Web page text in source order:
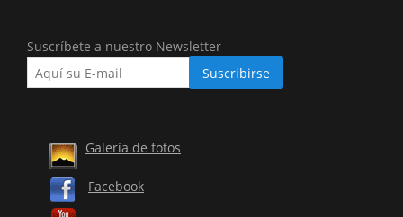
Suscríbete a nuestro Newsletter
Galería de fotos
Facebook